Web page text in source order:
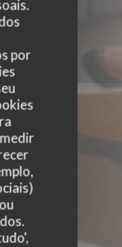
por